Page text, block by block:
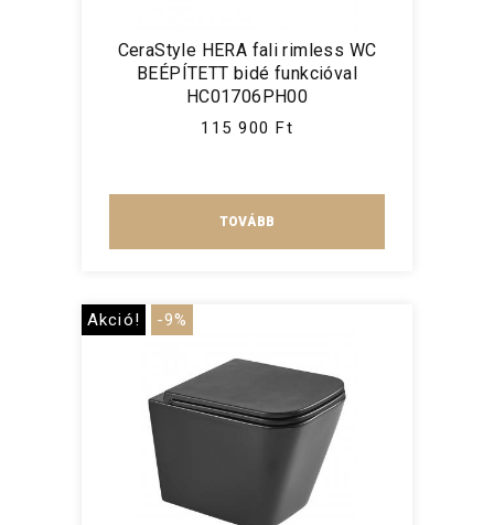
CeraStyle HERA fali rimless WC
BEÉPÍTETT bidé funkcióval
HC01706PH00
115 900 Ft
TOVÁBB
Akció! -9%